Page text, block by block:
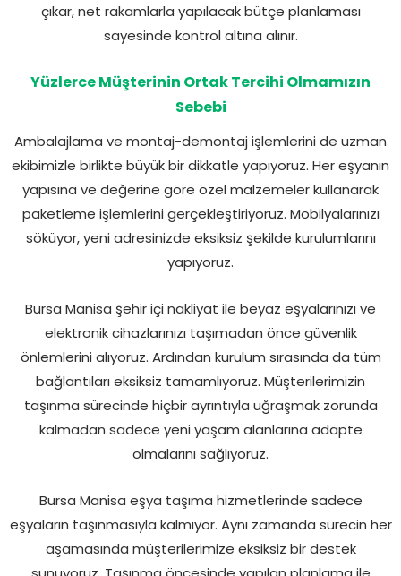
çıkar, net rakamlarla yapılacak bütçe planlaması
sayesinde kontrol altına alınır.
Yüzlerce Müşterinin Ortak Tercihi Olmamızın
Sebebi
Ambalajlama ve montaj-demontaj işlemlerini de uzman
ekibimizle birlikte büyük bir dikkatle yapıyoruz. Her eşyanın
yapısına ve değerine göre özel malzemeler kullanarak
paketleme işlemlerini gerçekleştiriyoruz. Mobilyalarınızı
söküyor, yeni adresinizde eksiksiz şekilde kurulumlarını
yapıyoruz.
Bursa Manisa şehir içi nakliyat ile beyaz eşyalarınızı ve
elektronik cihazlarınızı taşımadan önce güvenlik
önlemlerini alıyoruz. Ardından kurulum sırasında da tüm
bağlantıları eksiksiz tamamlıyoruz. Müşterilerimizin
taşınma sürecinde hiçbir ayrıntıyla uğraşmak zorunda
kalmadan sadece yeni yaşam alanlarına adapte
olmalarını sağlıyoruz.
Bursa Manisa eşya taşıma hizmetlerinde sadece
eşyaların taşınmasıyla kalmıyor. Aynı zamanda sürecin her
aşamasında müşterilerimize eksiksiz bir destek